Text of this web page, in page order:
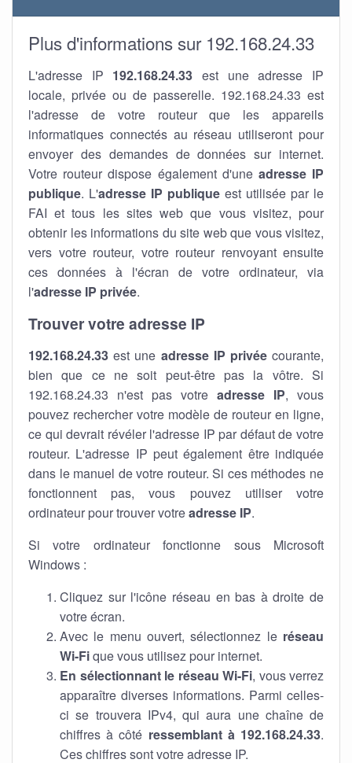
Plus d'informations sur 192.168.24.33
L'adresse IP 192.168.24.33 est une adresse IP
locale, privée ou de passerelle. 192.168.24.33 est
l'adresse de votre routeur que les appareils
informatiques connectés au réseau utiliseront pour
envoyer des demandes de données sur internet.
Votre routeur dispose également d'une adresse IP
publique. L'adresse IP publique est utilisée par le
FAI et tous les sites web que vous visitez, pour
obtenir les informations du site web que vous visitez,
vers votre routeur, votre routeur renvoyant ensuite
ces données à l'écran de votre ordinateur, via
l'adresse IP privée.
Trouver votre adresse IP
192.168.24.33 est une adresse IP privéecourante,
bien que ce ne soit peut-être pas la vôtre. Si
192.168.24.33 n'est pas votre adresse IP, vous
pouvez rechercher votre modèle de routeur en ligne,
ce qui devrait révéler l'adresse IP par défaut de votre
routeur. L'adresse IP peut également être indiquée
dans le manuel de votre routeur. Si ces méthodes ne
fonctionnent pas, vous pouvez utiliser votre
ordinateur pour trouver votreadresse IP.
Si votre ordinateur fonctionne sous Microsoft
Windows :
Cliquez sur l'icône réseau en bas à droite de
votre écran.
Avec le menu ouvert, sélectionnez le réseau
Wi-Fique vous utilisez pour internet.
En sélectionnant le réseau Wi-Fi, vous verrez
apparaître diverses informations. Parmi celles-
ci se trouvera IPv4, qui aura une chaîne de
chiffres à côté ressemblant à 192.168.24.33.
Ces chiffres sont votre adresse IP.